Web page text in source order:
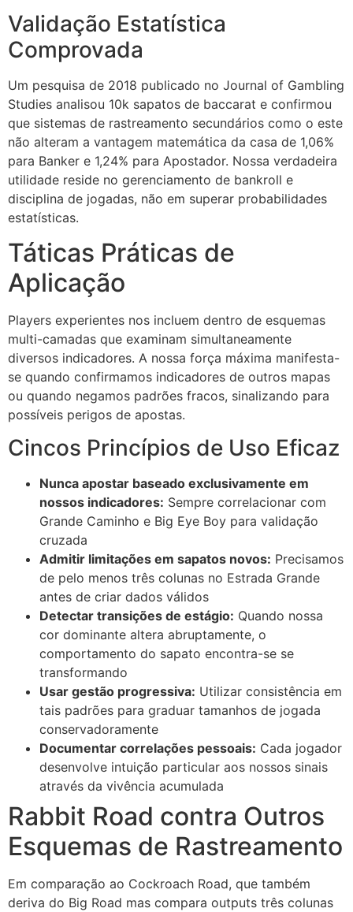
Validação Estatística
Comprovada
Um pesquisa de 2018 publicado no Journal of Gambling
Studies analisou 10k sapatos de baccarat e confirmou
que sistemas de rastreamento secundários como o este
não alteram a vantagem matemática da casa de 1,06%
para Banker e 1,24% para Apostador. Nossa verdadeira
utilidade reside no gerenciamento de bankroll e
disciplina de jogadas, não em superar probabilidades
estatísticas.
Táticas Práticas de
Aplicação
Players experientes nos incluem dentro de esquemas
multi-camadas que examinam simultaneamente
diversos indicadores. A nossa força máxima manifesta-
se quando confirmamos indicadores de outros mapas
ou quando negamos padrões fracos, sinalizando para
possíveis perigos de apostas.
Cincos Princípios de Uso Eficaz
Nunca apostar baseado exclusivamente em
nossos indicadores: Sempre correlacionar com
Grande Caminho e Big Eye Boy para validação
cruzada
Admitir limitações em sapatos novos: Precisamos
de pelo menos três colunas no Estrada Grande
antes de criar dados válidos
Detectar transições de estágio: Quando nossa
cor dominante altera abruptamente, o
comportamento do sapato encontra-se se
transformando
Usar gestão progressiva: Utilizar consistência em
tais padrões para graduar tamanhos de jogada
conservadoramente
Documentar correlações pessoais: Cada jogador
desenvolve intuição particular aos nossos sinais
através da vivência acumulada
Rabbit Road contra Outros
Esquemas de Rastreamento
Em comparação ao Cockroach Road, que também
deriva do Big Road mas compara outputs três colunas